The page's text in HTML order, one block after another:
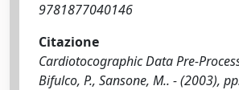
9781877040146
Citazione
Cardiotocographic Data Pre-
Bifulco, P., Sansone, M.. - (2003),